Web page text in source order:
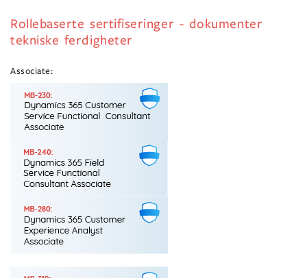
Rollebaserte sertifiseringer - dokumenter
tekniske ferdigheter
Associate: